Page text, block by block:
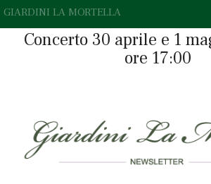
GIARDINI LA MORTELLA
Concerto 30 aprile e 1
ore 17:00